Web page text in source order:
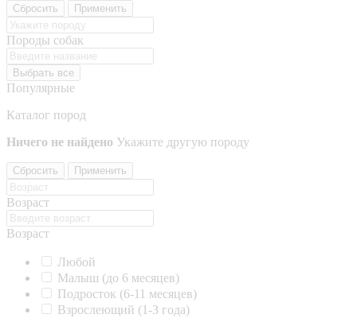
Сбросить Применить
Породы собак
Выбрать все
Популярные
Каталог пород
Ничего не найдено Укажите другую породу
Сбросить Применить
Возраст
Возраст
Любой
Малыш (до 6 месяцев)
Подросток (6-11 месяцев)
Взрослеющий (1-3 года)